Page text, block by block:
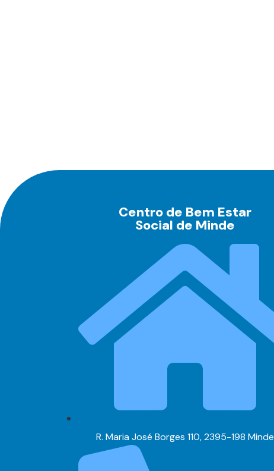
Centro de Bem Estar
Social de Minde
R. Maria José Borges 110, 2395-198 Minde